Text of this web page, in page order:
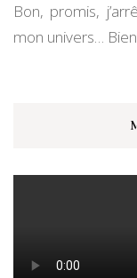
Bon, promis,
mon univers…